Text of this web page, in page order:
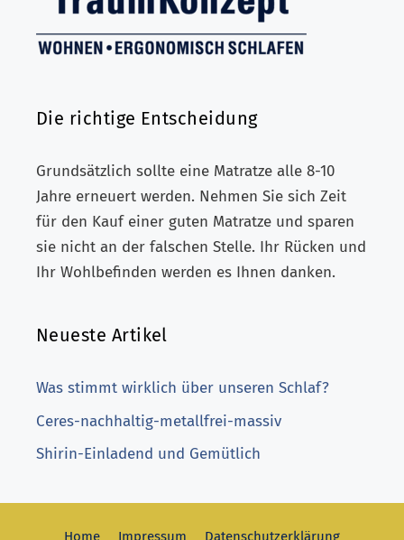
Die richtige Entscheidung
Grundsätzlich sollte eine Matratze alle 8-10
Jahre erneuert werden. Nehmen Sie sich Zeit
für den Kauf einer guten Matratze und sparen
sie nicht an der falschen Stelle. Ihr Rücken und
Ihr Wohlbefinden werden es Ihnen danken.
Neueste Artikel
Was stimmt wirklich über unseren Schlaf?
Ceres-nachhaltig-metallfrei-massiv
Shirin-Einladend und Gemütlich
Home Impressum Datenschutzerklärung